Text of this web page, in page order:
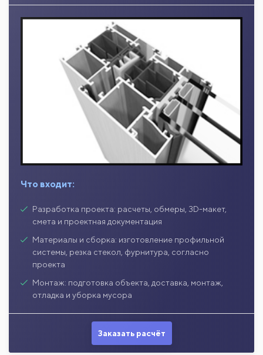
Что входит:
Разработка проекта: расчеты, обмеры, 3D-макет,
смета и проектная документация
Материалы и сборка: изготовление профильной
системы, резка стекол, фурнитура, согласно
проекта
Монтаж: подготовка объекта, доставка, монтаж,
отладка и уборка мусора
Заказать расчёт